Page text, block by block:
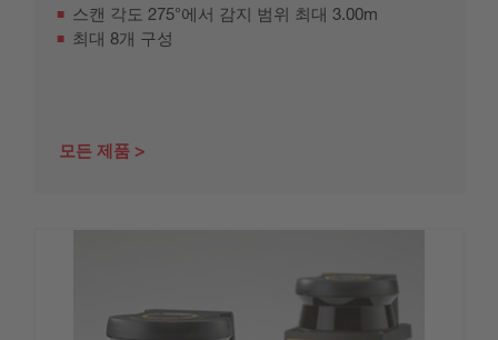
스캔 각도 275°에서 감지 범위 최대 3.00m
최대 8개 구성
모든 제품